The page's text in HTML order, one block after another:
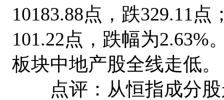
10183.88点，跌329.11
101.22点，跌幅为2.63%
板块中地产股全线走低。
点评：从恒指成分股